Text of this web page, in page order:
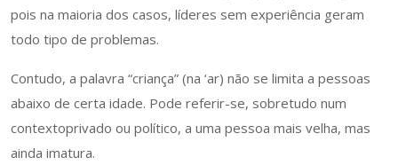
pois na maioria dos casos, líderes sem experiência geram
todo tipo de problemas.
Contudo, a palavra “criança” (na ‘ar) não se limita a pessoas
abaixo de certa idade. Pode referir-se, sobretudo num
contextoprivado ou político, a uma pessoa mais velha, mas
ainda imatura.